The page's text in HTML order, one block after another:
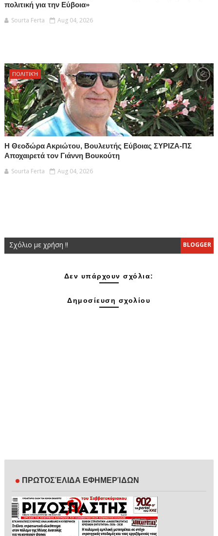
πολιτική για την Εύβοια»
Sourta Ferta
Aug 04, 2026
ΠΟΛΙΤΙΚΉ
Η Θεοδώρα Ακριώτου, Βουλευτής Εύβοιας ΣΥΡΙΖΑ-ΠΣ
Αποχαιρετά τον Γιάννη Βουκούτη
Sourta Ferta
Aug 04, 2026
BLOGGER
Σχόλιο με χρήση !!
Δεν υπάρχουν σχόλια:
Δημοσίευση σχολίου
ΠΡΩΤΟΣΈΛΙΔΑ ΕΦΗΜΕΡΊΔΩΝ